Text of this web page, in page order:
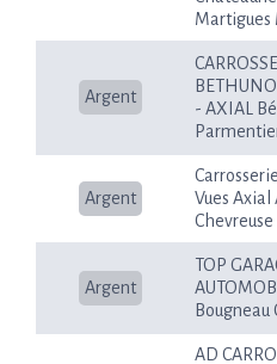
Martigues
Argent
- AXIAL
Argent
Vues Axial
Chevreuse
Argent
TOP
Bougneau
AD